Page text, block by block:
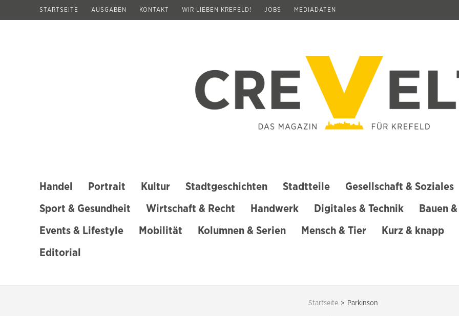
STARTSEITE AUSGABEN KONTAKT WIR LIEBEN KREFELD! JOBS MEDIADATEN
Handel Portrait Kultur Stadtgeschichten Stadtteile Gesellschaft & Soziales
Sport & Gesundheit Wirtschaft & Recht Handwerk Digitales & Technik Bauen
Events & Lifestyle Mobilität Kolumnen & Serien Mensch & Tier Kurz & knapp
Editorial
Startseite > Parkinson